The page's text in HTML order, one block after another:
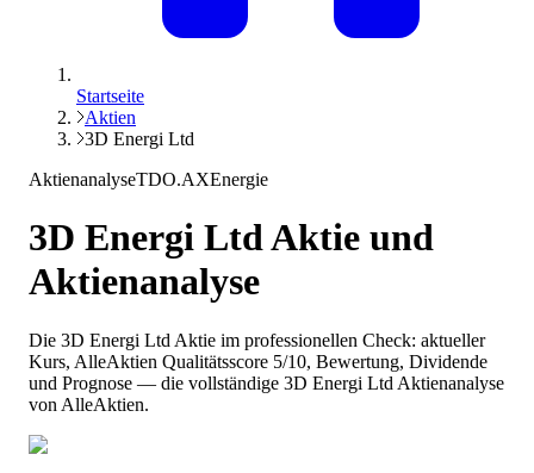
Startseite
Aktien
3D Energi Ltd
AktienanalyseTDO.AXEnergie
3D Energi LtdAktie und
Aktienanalyse
Die 3D Energi Ltd Aktie im professionellen Check: aktueller
Kurs, AlleAktien Qualitätsscore 5/10, Bewertung, Dividende
und Prognose — die vollständige 3D Energi Ltd Aktienanalyse
von AlleAktien.